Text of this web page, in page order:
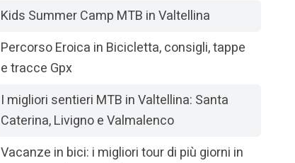
Kids Summer Camp MTB in Valtellina
Percorso Eroica in Bicicletta, consigli, tappe
e tracce Gpx
I migliori sentieri MTB in Valtellina: Santa
Caterina, Livigno e Valmalenco
Vacanze in bici: i migliori tour di più giorni in